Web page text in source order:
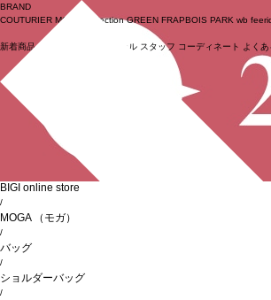
ログイン
BRAND
COUTURIER MOGA Collection GREEN FRAPBOIS PARK wb
新着商品 (ライブ) セール スタッフ コーディネート よく
BIGI online store
/
MOGA （モガ）
/
バッグ
/
ショルダーバッグ
/